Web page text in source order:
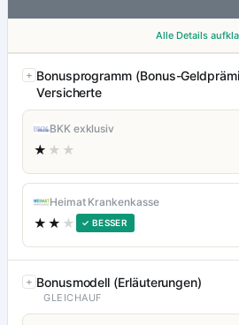
Alle Details
Bonusprogramm (Bonus-
Versicherte
BKK exklusiv
★ ★★
Heimat Krankenkasse
★★ ★ ✓ BESSER
Bonusmodell (Erläuterungen)
GLEICHAUF